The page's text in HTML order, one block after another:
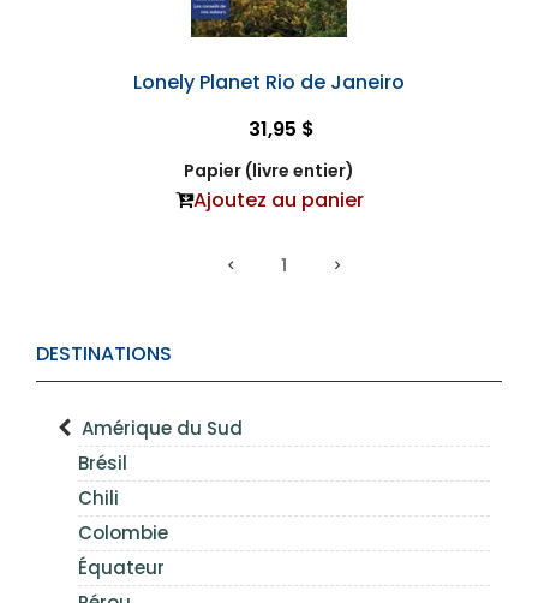
DESTINATIONS
Amérique du Sud
Brésil
Chili
Colombie
Équateur
Lonely Planet Rio de Janeiro
31,95 $
Papier (livre entier)
Ajoutez au panier
1